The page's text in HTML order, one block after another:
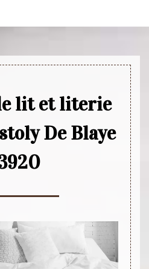
lit et literie
De Blaye